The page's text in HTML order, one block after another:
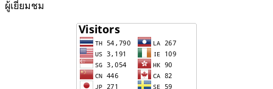
ผู้เยี่ยมชม